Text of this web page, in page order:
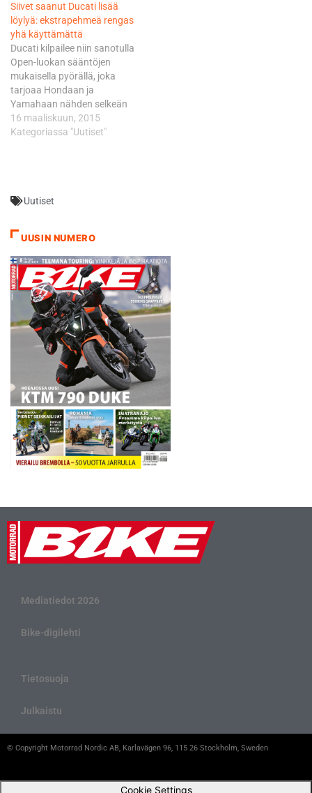
laskettelua,
moottorikelkkailua sekä
jääkartingia. ”Pari kuukautta
on ajamisesta nyt taukoa ja
tammikuun lopussa
lähdetään Malesiaan, josta
alkaa perinteisesti
ensimmäiset testit”, Kallio
toteaa. Mies osallistuu
Malesiassa Sepangin…
Siivet saanut Ducati lisää
löylyä: ekstrapehmeä rengas
yhä käyttämättä
Ducati kilpailee niin sanotulla
Open-luokan sääntöjen
mukaisella pyörällä, joka
tarjoaa Hondaan ja
Yamahaan nähden selkeän
edun erityisesti aika-ajossa
ekstrapehmeän renkaan
Dovizioso kuitenkin
renkaaseen ei ole
turvauduttu vielä
kertaakaan voimakkaasti
valaistulla aavikkoradalla. -
Olemme käyttäneet täällä
koko ajan…
16 maaliskuun, 2015
Kategoriassa "Uutiset"
Uutiset
UUSIN NUMERO
Mediatiedot 2026
Bike-digilehti
Tietosuoja
Julkaistu
© Copyright Motorrad Nordic AB, Karlavägen 96, 115 26 Stockholm, Sweden
Cookie Settings